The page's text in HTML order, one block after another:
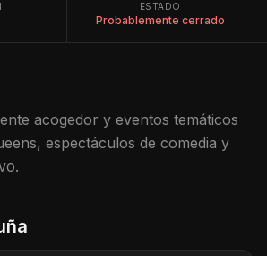
ESTADO
Probablemente cerrado
acogedor y eventos temáticos
espectáculos de comedia y